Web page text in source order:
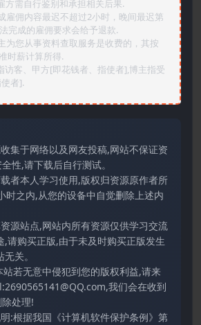
方需自行鉴别和承担相关后果.
雇佣内容最迟不超过2小时，晚间最迟第
完成的雇佣要求会给予退款.
为您从事资料查取服务是收费的，其按
时薪计算所得.
访客、甲方[即花钱者、指使者],博主指受
者].
集于网络以及网友投稿,网站不保证资
性,请下载后自行测试。
者本人学习使用,版权归资源原作者所
时之内,从您的设备中自觉删除上述内
源站点,网站内所有资源仅供学习交流
,请购买正版,由于未及时购买正版发生
关。
若无意中侵犯到您的版权利益,请来
我们会在收到
处理!
:根据我国《计算机软件保护条例》第